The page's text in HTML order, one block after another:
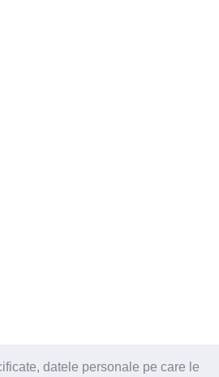
datele personale pe care le